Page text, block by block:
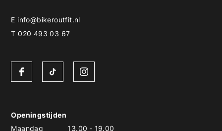
E info@bikeroutfit.nl
T 020 493 03 67
Openingstijden
Maandag
13.00 - 19.00